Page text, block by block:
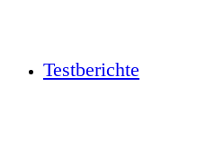
Testberichte